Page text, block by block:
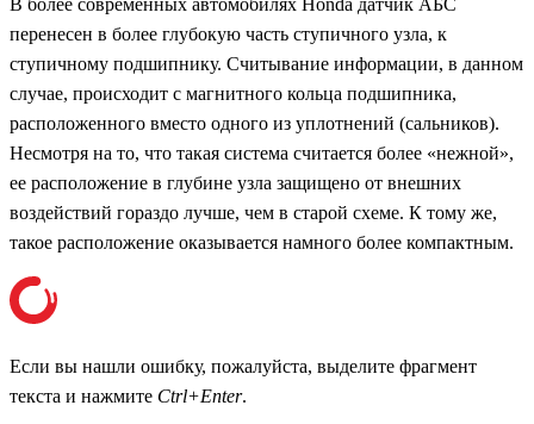
В более современных автомобилях Honda датчик АБС
перенесен в более глубокую часть ступичного узла, к
ступичному подшипнику. Считывание информации, в данном
случае, происходит с магнитного кольца подшипника,
расположенного вместо одного из уплотнений (сальников).
Несмотря на то, что такая система считается более «нежной»,
ее расположение в глубине узла защищено от внешних
воздействий гораздо лучше, чем в старой схеме. К тому же,
такое расположение оказывается намного более компактным.
Если вы нашли ошибку, пожалуйста, выделите фрагмент
текста и нажмите Ctrl+Enter.